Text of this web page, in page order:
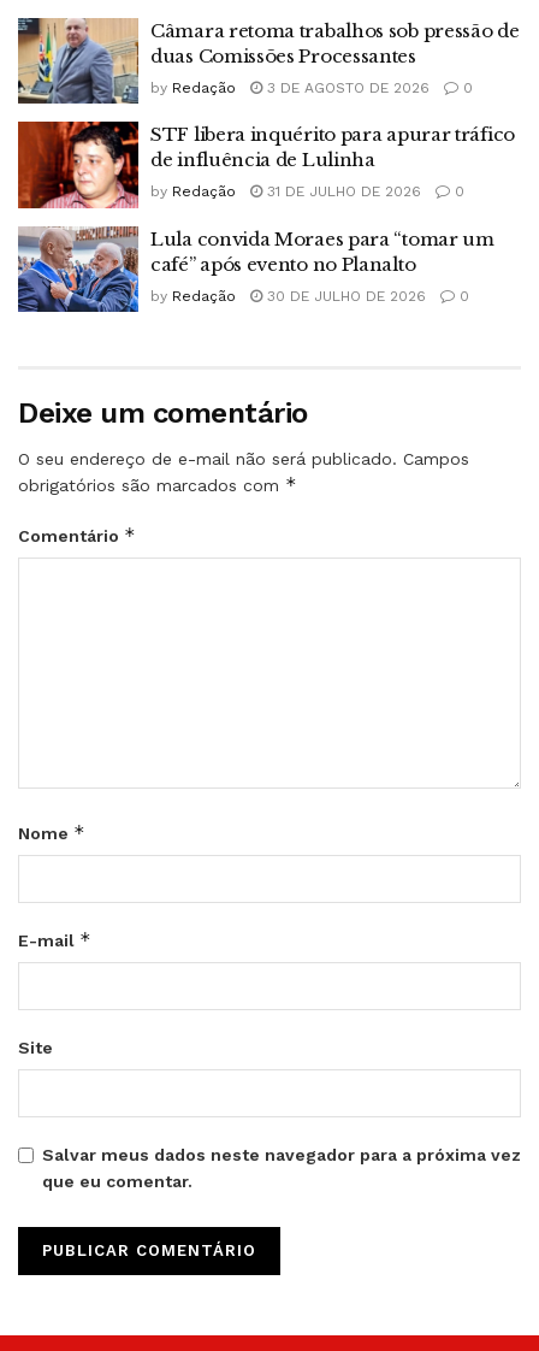
Câmara retoma trabalhos sob pressão de
duas Comissões Processantes
by Redação 3 DE AGOSTO DE 2026 0
STF libera inquérito para apurar tráfico
de influência de Lulinha
by Redação 31 DE JULHO DE 2026 0
Lula convida Moraes para “tomar um
café” após evento no Planalto
by Redação 30 DE JULHO DE 2026 0
Deixe um comentário
O seu endereço de e-mail não será publicado. Campos
obrigatórios são marcados com *
Comentário *
Nome *
E-mail *
Site
Salvar meus dados neste navegador para a próxima vez
que eu comentar.